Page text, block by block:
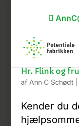
Hr. Flink og
af Ann C Schødt
Kender du